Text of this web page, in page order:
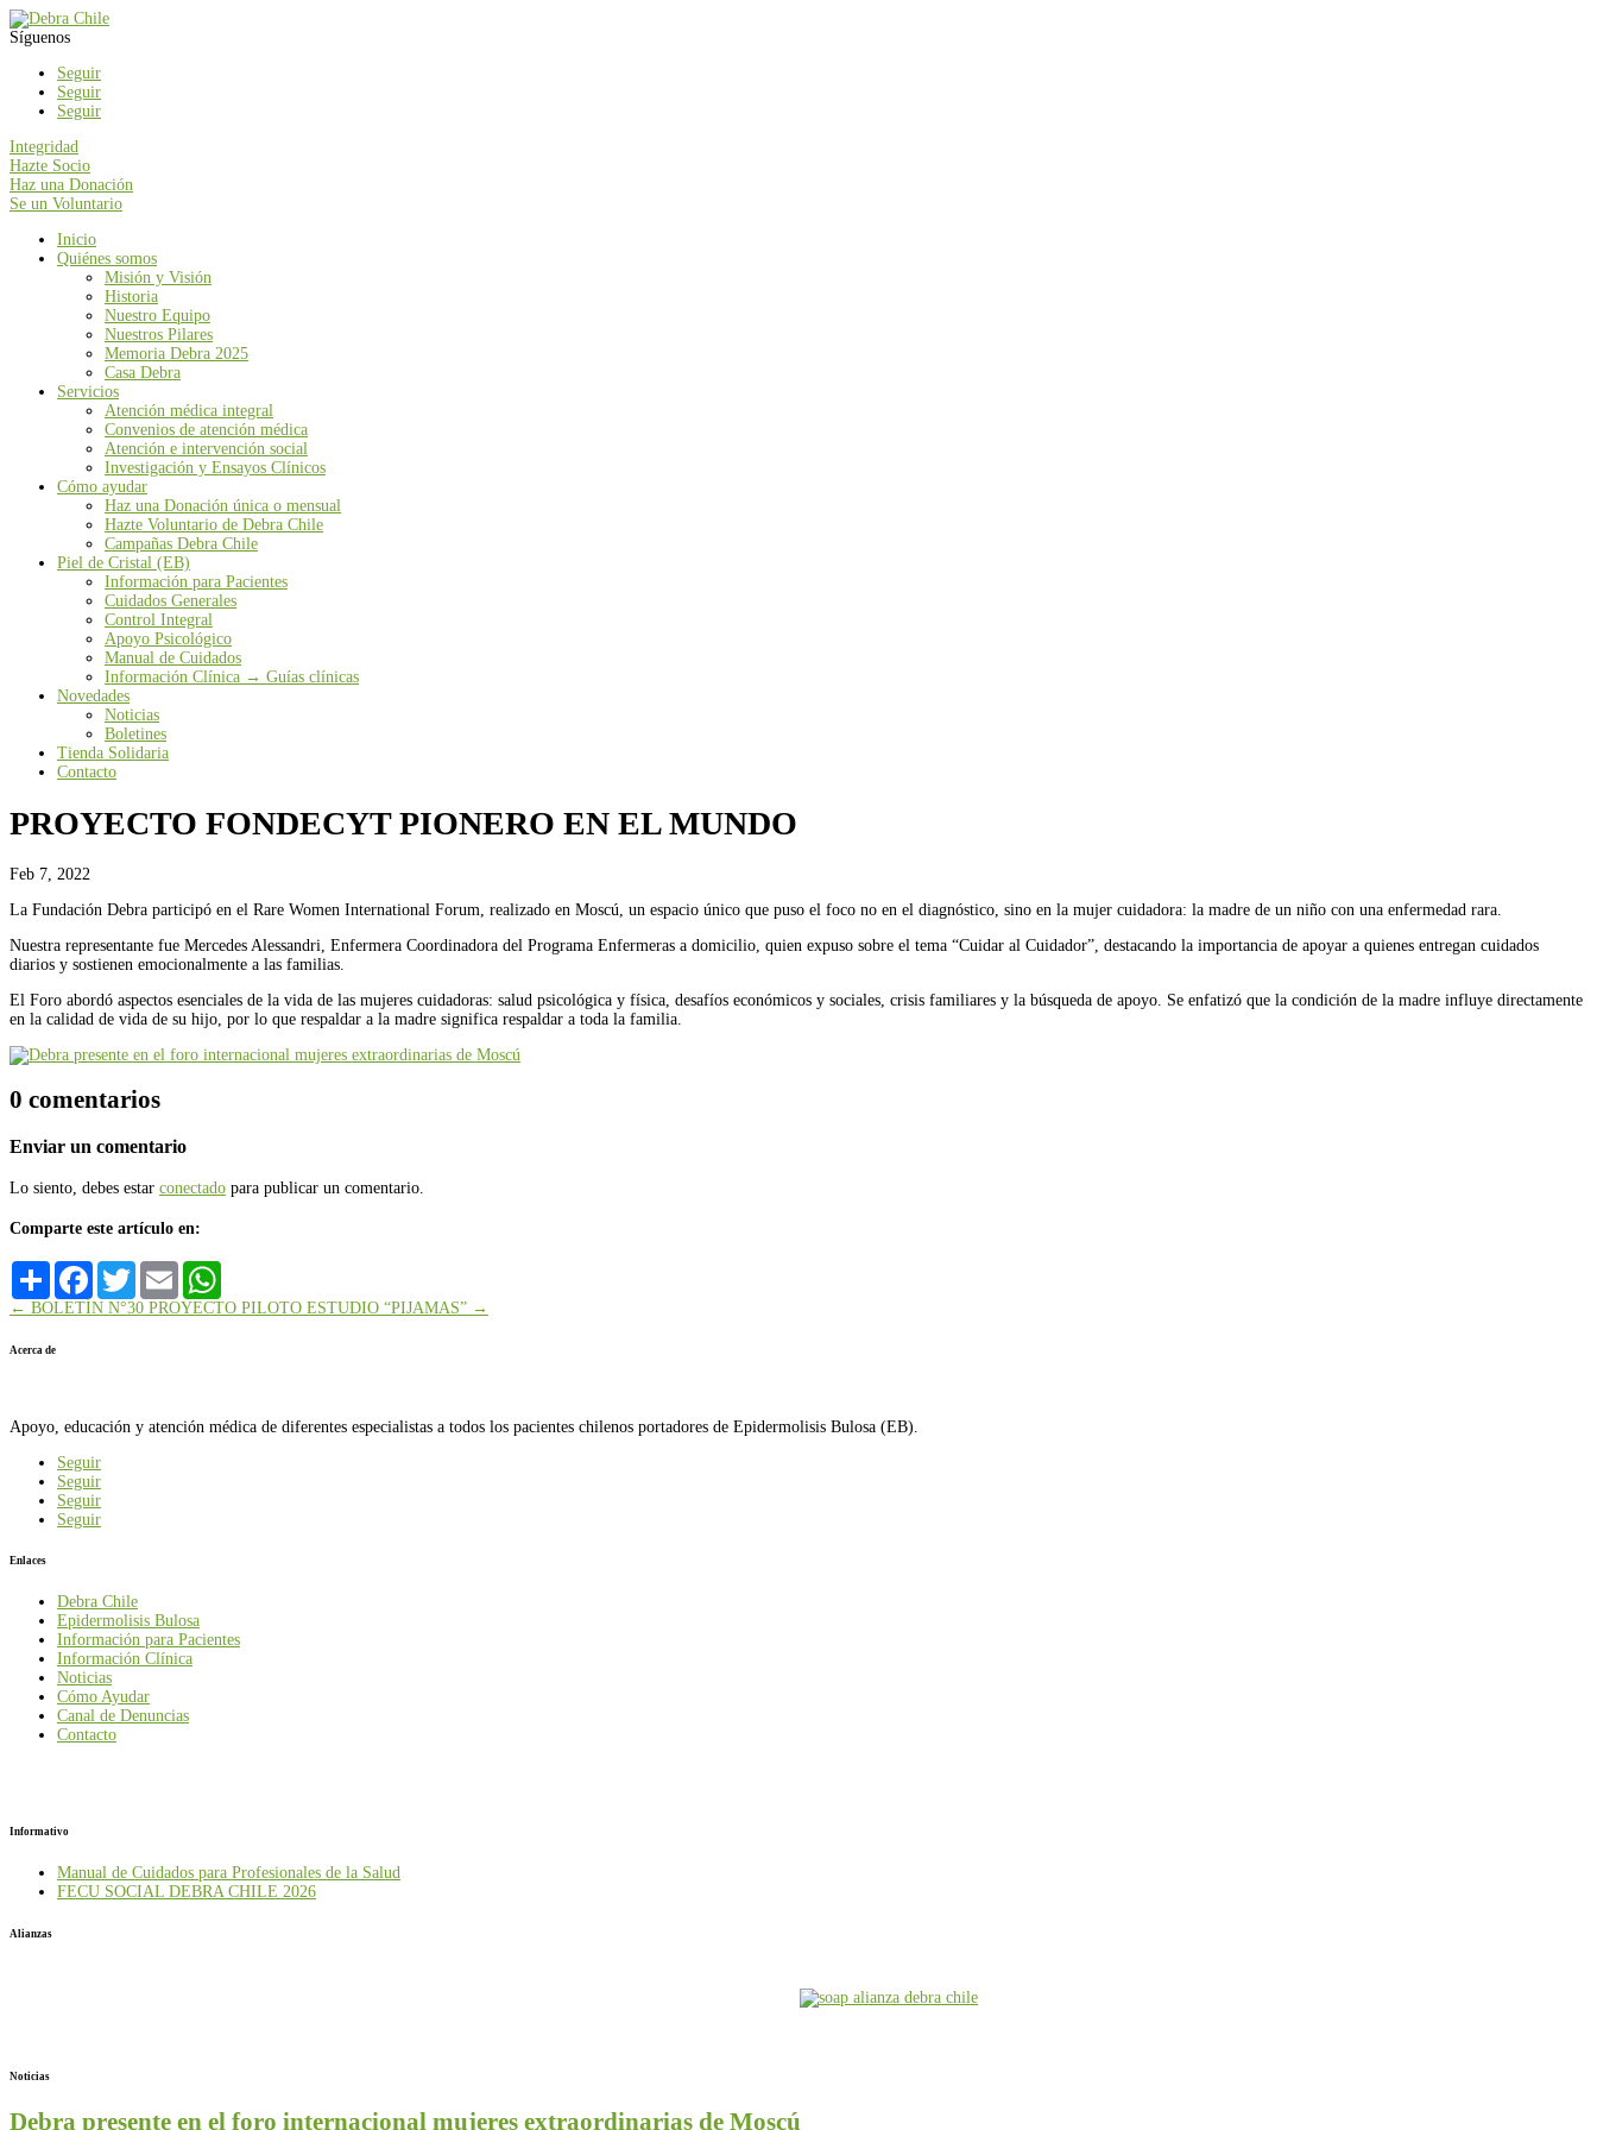
Síguenos
Seguir
Seguir
Seguir
Integridad
Hazte Socio
Haz una Donación
Se un Voluntario
Inicio
Quiénes somos
Misión y Visión
Historia
Nuestro Equipo
Nuestros Pilares
Memoria Debra 2025
Casa Debra
Servicios
Atención médica integral
Convenios de atención médica
Atención e intervención social
Investigación y Ensayos Clínicos
Cómo ayudar
Haz una Donación única o mensual
Hazte Voluntario de Debra Chile
Campañas Debra Chile
Piel de Cristal (EB)
Información para Pacientes
Cuidados Generales
Control Integral
Apoyo Psicológico
Manual de Cuidados
Información Clínica → Guías clínicas
Novedades
Noticias
Boletines
Tienda Solidaria
Contacto
PROYECTO FONDECYT PIONERO EN EL MUNDO
Feb 7, 2022
La Fundación Debra participó en el Rare Women International Forum, realizado en Moscú, un espacio único que puso el foco no en el diagnóstico, sino en la mujer cuidadora: la madre de un niño con una enfermedad rara.
Nuestra representante fue Mercedes Alessandri, Enfermera Coordinadora del Programa Enfermeras a domicilio, quien expuso sobre el tema “Cuidar al Cuidador”, destacando la importancia de apoyar a quienes entregan cuidados
diarios y sostienen emocionalmente a las familias.
El Foro abordó aspectos esenciales de la vida de las mujeres cuidadoras: salud psicológica y física, desafíos económicos y sociales, crisis familiares y la búsqueda de apoyo. Se enfatizó que la condición de la madre influye directamente
en la calidad de vida de su hijo, por lo que respaldar a la madre significa respaldar a toda la familia.
0 comentarios
Enviar un comentario
Lo siento, debes estar conectado para publicar un comentario.
Comparte este artículo en:
CompartirFacebookTwitterEmail
← BOLETÍN N°30 PROYECTO PILOTO ESTUDIO “PIJAMAS” →
Acerca de
Apoyo, educación y atención médica de diferentes especialistas a todos los pacientes chilenos portadores de Epidermolisis Bulosa (EB).
Seguir
Seguir
Seguir
Seguir
Enlaces
Debra Chile
Epidermolisis Bulosa
Información para Pacientes
Información Clínica
Noticias
Cómo Ayudar
Canal de Denuncias
Contacto
Informativo
Manual de Cuidados para Profesionales de la Salud
FECU SOCIAL DEBRA CHILE 2026
Alianzas
Noticias
Debra presente en el foro internacional mujeres extraordinarias de Moscú